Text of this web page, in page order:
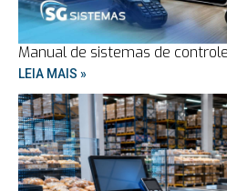
Manual de sistemas de
LEIA MAIS »